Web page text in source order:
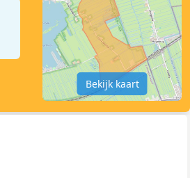
Bekijk kaart